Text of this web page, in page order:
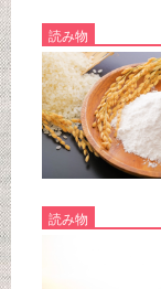
読み物
読み物